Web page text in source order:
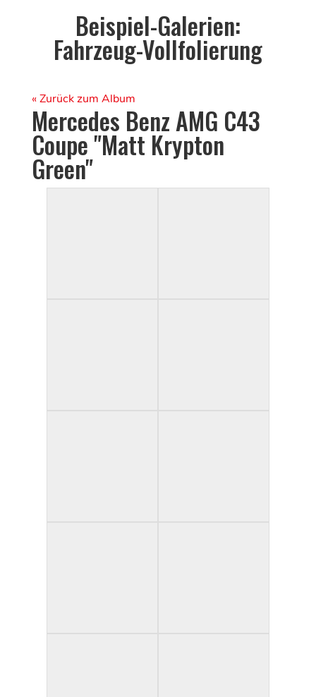
Beispiel-Galerien:
Fahrzeug-Vollfolierung
« Zurück zum Album
Mercedes Benz AMG C43
Coupe "Matt Krypton
Green"